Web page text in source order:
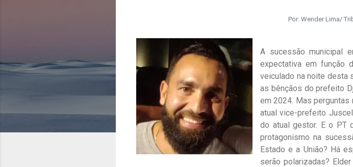
Por: Wender Lima/
A sucessão municipal
expectativa em função
veiculado na noite desta
as bênçãos do prefeito
em 2024. Mas perguntas
atual vice-prefeito
do atual gestor. E o PT
protagonismo na
Estado e a União? Há
serão polarizadas?